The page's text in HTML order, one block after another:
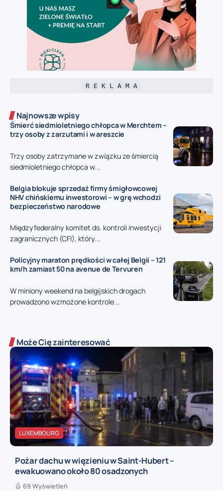
R E K L A M A
Najnowsze wpisy
Śmierć siedmioletniego chłopca w Merchtem –
trzy osoby z zarzutami i w areszcie
Trzy osoby zatrzymane w związku ze śmiercią
siedmioletniego chłopca w...
Belgia blokuje sprzedaż firmy śmigłowcowej
NHV chińskiemu inwestorowi – w grę wchodzi
bezpieczeństwo narodowe
Międzyfederalny komitet ds. kontroli inwestycji
zagranicznych (CFI), który...
Policyjny maraton prędkości w całej Belgii – 121
km/h zamiast 50 na avenue de Tervuren
W miniony weekend na belgijskich drogach
prowadzono wzmożone kontrole...
Może Cię zainteresować
LUXEMBOURG
Pożar dachu w więzieniu w Saint-Hubert –
ewakuowano około 80 osadzonych
69 Wyświetleń